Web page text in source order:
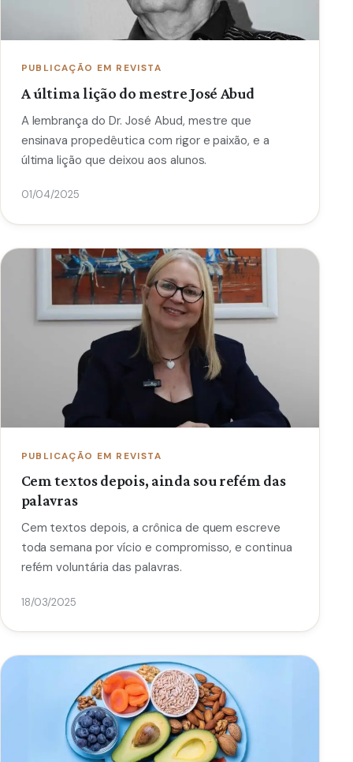
PUBLICAÇÃO EM REVISTA
A última lição do mestre José Abud
A lembrança do Dr. José Abud, mestre que
ensinava propedêutica com rigor e paixão, e a
última lição que deixou aos alunos.
01/04/2025
PUBLICAÇÃO EM REVISTA
Cem textos depois, ainda sou refém das
palavras
Cem textos depois, a crônica de quem escreve
toda semana por vício e compromisso, e continua
refém voluntária das palavras.
18/03/2025